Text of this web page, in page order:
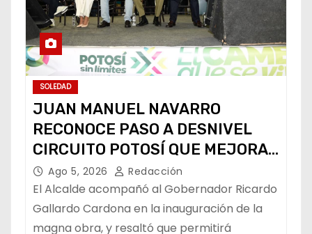
SOLEDAD
JUAN MANUEL NAVARRO
RECONOCE PASO A DESNIVEL
CIRCUITO POTOSÍ QUE MEJORA
LA MOVILIDAD METROPOLITANA
Ago 5, 2026 Redacción
El Alcalde acompañó al Gobernador Ricardo
Gallardo Cardona en la inauguración de la
magna obra, y resaltó que permitirá